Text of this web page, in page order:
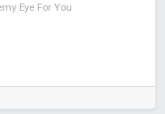
Eye For You